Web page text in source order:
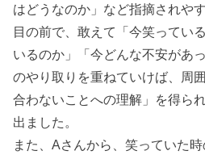
はどうなのか」など指摘されや
目の前で、敢えて「今笑ってい
いるのか」「今どんな不安があ
のやり取りを重ねていけば、周
合わないことへの理解」を得ら
出ました。
また、Aさんから、笑っていた